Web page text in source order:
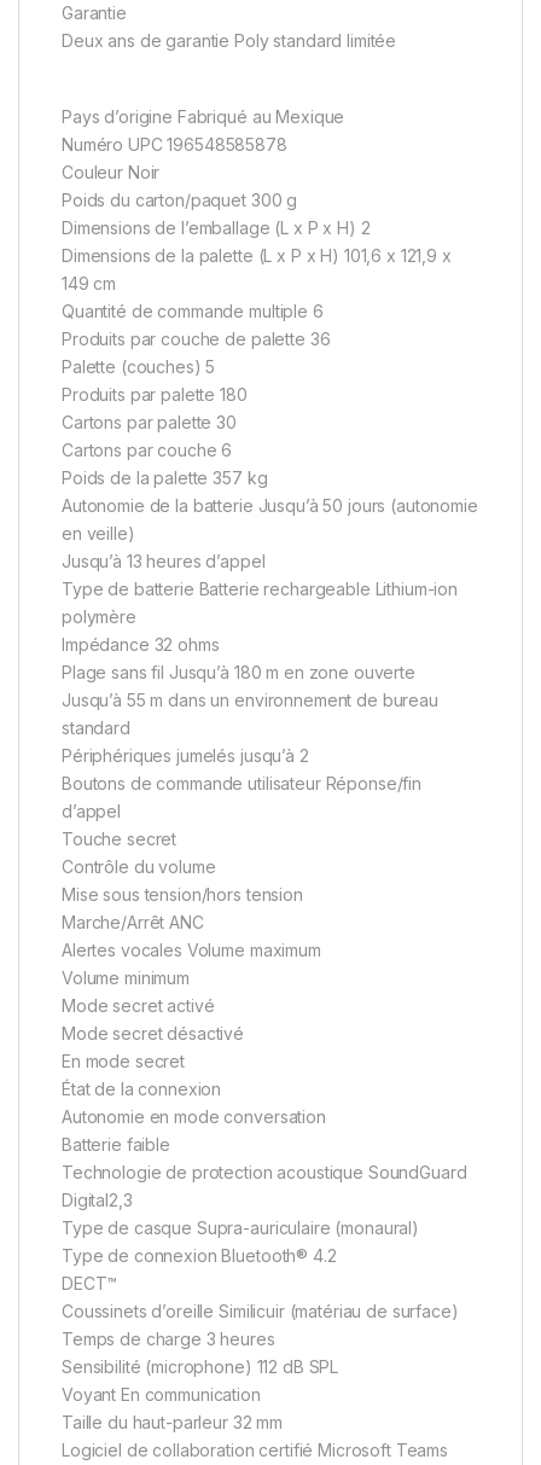
Garantie
Deux ans de garantie Poly standard limitée
Pays d’origine Fabriqué au Mexique
Numéro UPC 196548585878
Couleur Noir
Poids du carton/paquet 300 g
Dimensions de l’emballage (L x P x H) 2
Dimensions de la palette (L x P x H) 101,6 x 121,9 x
149 cm
Quantité de commande multiple 6
Produits par couche de palette 36
Palette (couches) 5
Produits par palette 180
Cartons par palette 30
Cartons par couche 6
Poids de la palette 357 kg
Autonomie de la batterie Jusqu’à 50 jours (autonomie
en veille)
Jusqu’à 13 heures d’appel
Type de batterie Batterie rechargeable Lithium-ion
polymère
Impédance 32 ohms
Plage sans fil Jusqu’à 180 m en zone ouverte
Jusqu’à 55 m dans un environnement de bureau
standard
Périphériques jumelés jusqu’à 2
Boutons de commande utilisateur Réponse/fin
d’appel
Touche secret
Contrôle du volume
Mise sous tension/hors tension
Marche/Arrêt ANC
Alertes vocales Volume maximum
Volume minimum
Mode secret activé
Mode secret désactivé
En mode secret
État de la connexion
Autonomie en mode conversation
Batterie faible
Technologie de protection acoustique SoundGuard
Digital2,3
Type de casque Supra-auriculaire (monaural)
Type de connexion Bluetooth® 4.2
DECT™
Coussinets d’oreille Similicuir (matériau de surface)
Temps de charge 3 heures
Sensibilité (microphone) 112 dB SPL
Voyant En communication
Taille du haut-parleur 32 mm
Logiciel de collaboration certifié Microsoft Teams